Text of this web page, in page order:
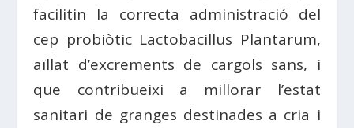
facilitin la correcta administració del
cep probiòtic Lactobacillus Plantarum,
aïllat d’excrements de cargols sans, i
que contribueixi a millorar l’estat
sanitari de granges destinades a cria i